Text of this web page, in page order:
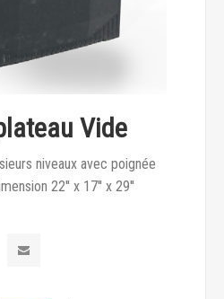
Vide
niveaux avec poignée
22'' x 17'' x 29''